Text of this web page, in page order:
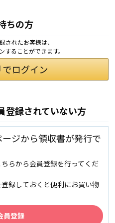
ちの方
れたお客様は、
ることができます。
登録されていない方
ジから領収書が発行で
らから会員登録を行ってくだ
録しておくと便利にお買い物